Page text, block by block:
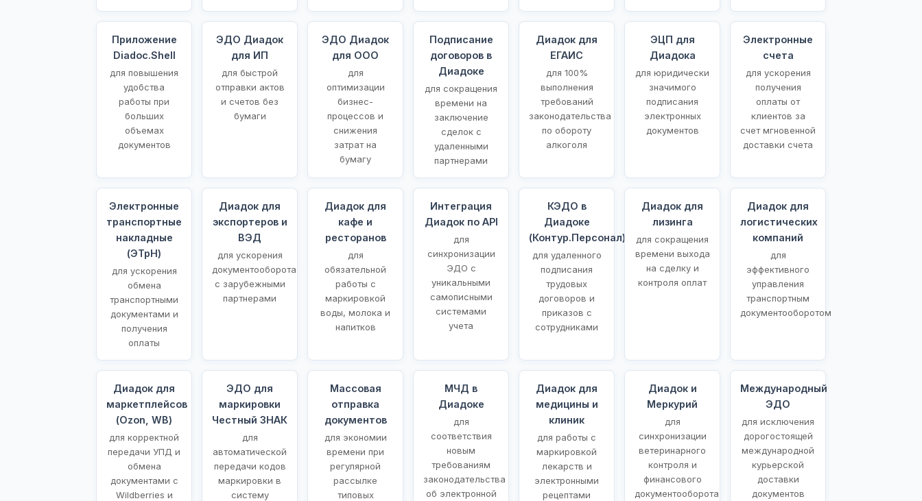
Приложение
Diadoc.Shell
для повышения
удобства
работы при
больших
объемах
документов
ЭДО Диадок
для ИП
для быстрой
отправки актов
и счетов без
бумаги
ЭДО Диадок
для ООО
для
оптимизации
бизнес-
процессов и
снижения
затрат на
бумагу
Подписание
договоров в
Диадоке
для сокращения
времени на
заключение
сделок с
удаленными
партнерами
Диадок для
ЕГАИС
для 100%
выполнения
требований
законодательства
по обороту
алкоголя
ЭЦП для
Диадока
для юридически
значимого
подписания
электронных
документов
Электронные
счета
для ускорения
получения
оплаты от
клиентов за
счет мгновенной
доставки счета
Электронные
транспортные
накладные
(ЭТрН)
для ускорения
обмена
транспортными
документами и
получения
оплаты
Диадок для
экспортеров и
ВЭД
для ускорения
документооборота
с зарубежными
партнерами
Диадок для
кафе и
ресторанов
для
обязательной
работы с
маркировкой
воды, молока и
напитков
Интеграция
Диадок по API
для
синхронизации
ЭДО с
уникальными
самописными
системами
учета
КЭДО в
Диадоке
(Контур.Персонал)
для удаленного
подписания
трудовых
договоров и
приказов с
сотрудниками
Диадок для
лизинга
для сокращения
времени выхода
на сделку и
контроля оплат
Диадок для
логистических
компаний
для
эффективного
управления
транспортным
документооборотом
Диадок для
маркетплейсов
(Ozon, WB)
для корректной
передачи УПД и
обмена
документами с
Wildberries и
ЭДО для
маркировки
Честный ЗНАК
для
автоматической
передачи кодов
маркировки в
систему
Массовая
отправка
документов
для экономии
времени при
регулярной
рассылке
типовых
МЧД в
Диадоке
для
соответствия
новым
требованиям
законодательства
об электронной
Диадок для
медицины и
клиник
для работы с
маркировкой
лекарств и
электронными
рецептами
Диадок и
Меркурий
для
синхронизации
ветеринарного
контроля и
финансового
документооборота
Международный
ЭДО
для исключения
дорогостоящей
международной
курьерской
доставки
документов